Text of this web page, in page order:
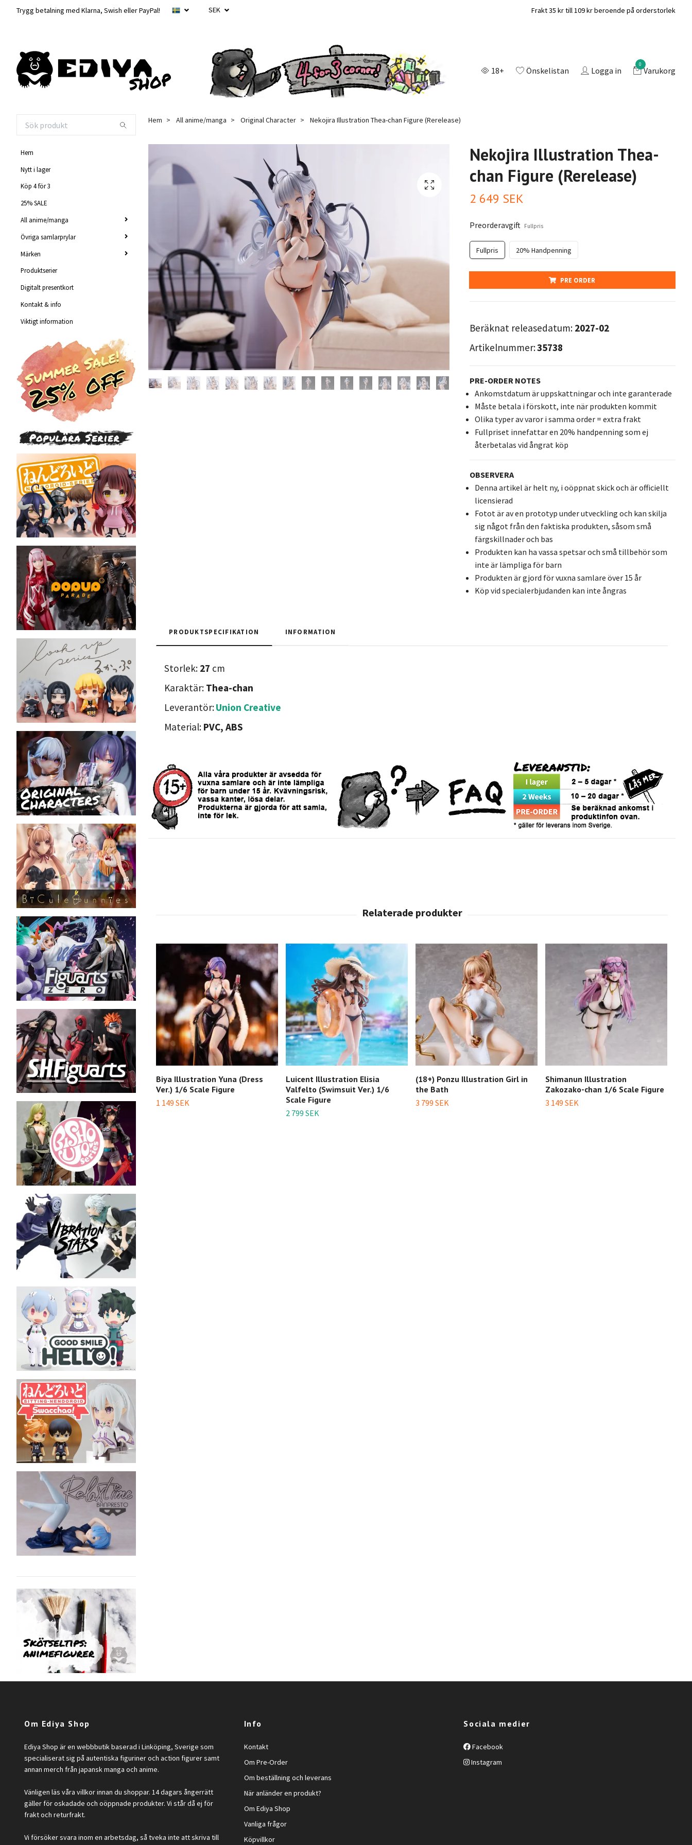
Trygg betalning med Klarna, Swish eller PayPal! SEK Frakt 35 kr till 109 kr beroende på orderstorlek
18+ Önskelistan Logga in
0
Varukorg
Hem
Nytt i lager
Köp 4 för 3
25% SALE
All anime/manga
Övriga samlarprylar
Märken
Produktserier
Digitalt presentkort
Kontakt & info
Viktigt information
Hem All anime/manga Original Character Nekojira Illustration Thea-chan Figure (Rerelease)
Nekojira Illustration Thea-
chan Figure (Rerelease)
2 649 SEK
Preorderavgift Fullpris
Fullpris 20% Handpenning
PRE ORDER
Beräknat releasedatum: 2027-02
Artikelnummer:35738
PRE-ORDER NOTES
Ankomstdatum är uppskattningar och inte garanterade
Måste betala i förskott, inte när produkten kommit
Olika typer av varor i samma order = extra frakt
Fullpriset innefattar en 20% handpenning som ej
återbetalas vid ångrat köp
OBSERVERA
Denna artikel är helt ny, i oöppnat skick och är officiellt
licensierad
Fotot är av en prototyp under utveckling och kan skilja
sig något från den faktiska produkten, såsom små
färgskillnader och bas
Produkten kan ha vassa spetsar och små tillbehör som
inte är lämpliga för barn
Produkten är gjord för vuxna samlare över 15 år
Köp vid specialerbjudanden kan inte ångras
PRODUKTSPECIFIKATION INFORMATION
Storlek: 27 cm
Karaktär: Thea-chan
Leverantör:Union Creative
Material: PVC, ABS
Biya Illustration Yuna (Dress
Ver.) 1/6 Scale Figure
1 149 SEK
Luicent Illustration Elisia
Valfelto (Swimsuit Ver.) 1/6
Scale Figure
2 799 SEK
(18+) Ponzu Illustration Girl in
the Bath
3 799 SEK
Shimanun Illustration
Zakozako-chan 1/6 Scale Figure
3 149 SEK
Om Ediya Shop
Ediya Shop är en webbbutik baserad i Linköping, Sverige som
specialiserat sig på autentiska figuriner och action figurer samt
annan merch från japansk manga och anime.
Vänligen läs våra villkor innan du shoppar. 14 dagars ångerrätt
gäller för oskadade och oöppnade produkter. Vi står då ej för
frakt och returfrakt.
Vi försöker svara inom en arbetsdag, så tveka inte att skriva till
Info
Kontakt
Om Pre-Order
Om beställning och leverans
När anländer en produkt?
Om Ediya Shop
Vanliga frågor
Köpvillkor
Sociala medier
Facebook
Instagram